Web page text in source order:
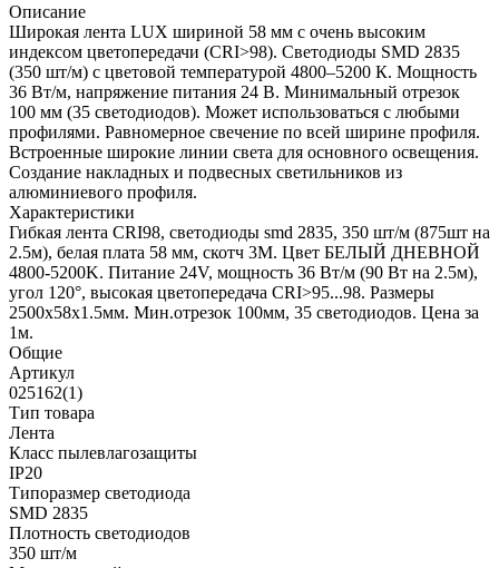
Описание
Широкая лента LUX шириной 58 мм с очень высоким
индексом цветопередачи (CRI>98). Светодиоды SMD 2835
(350 шт/м) с цветовой температурой 4800–5200 К. Мощность
36 Вт/м, напряжение питания 24 В. Минимальный отрезок
100 мм (35 светодиодов). Может использоваться с любыми
профилями. Равномерное свечение по всей ширине профиля.
Встроенные широкие линии света для основного освещения.
Создание накладных и подвесных светильников из
алюминиевого профиля.
Характеристики
Гибкая лента CRI98, светодиоды smd 2835, 350 шт/м (875шт на
2.5м), белая плата 58 мм, скотч 3М. Цвет БЕЛЫЙ ДНЕВНОЙ
4800-5200K. Питание 24V, мощность 36 Вт/м (90 Вт на 2.5м),
угол 120°, высокая цветопередача CRI>95...98. Размеры
2500х58x1.5мм. Мин.отрезок 100мм, 35 светодиодов. Цена за
1м.
Общие
Артикул
025162(1)
Тип товара
Лента
Класс пылевлагозащиты
IP20
Типоразмер светодиода
SMD 2835
Плотность светодиодов
350 шт/м